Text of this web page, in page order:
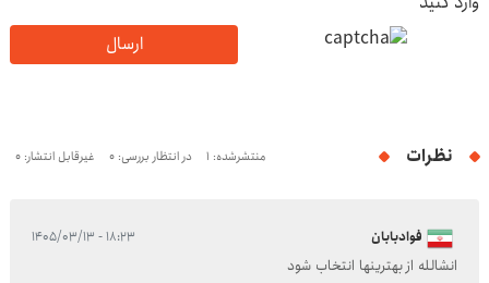
ارسال
نظرات منتشرشده: 1 در انتظار بررسی: 0 غیرقابل انتشار: 0
فوادبابان ۱۸:۲۳ - ۱۴۰۵/۰۳/۱۳
انشالله از بهترینها انتخاب شود